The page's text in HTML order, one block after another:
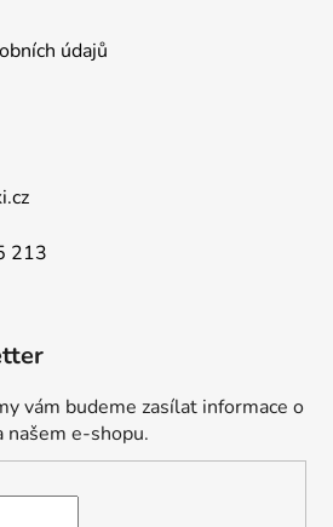
údajů
213
vám budeme zasílat informace o
našem e-shopu.